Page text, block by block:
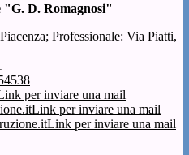
D. Romagnosi"
Professionale: Via Piatti,
per inviare una mail
Link per inviare una mail
Link per inviare una mail